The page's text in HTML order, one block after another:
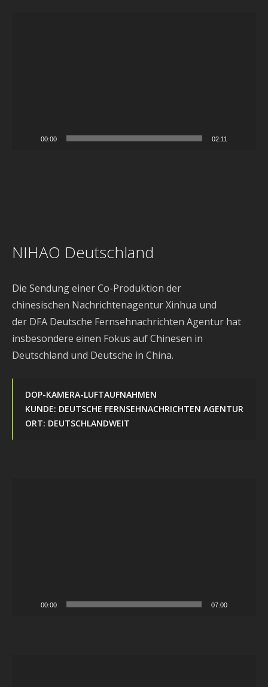
00:00 02:11
NIHAO Deutschland
Die Sendung einer Co-Produktion der
chinesischen Nachrichtenagentur Xinhua und
der DFA Deutsche Fernsehnachrichten Agentur hat
insbesondere einen Fokus auf Chinesen in
Deutschland und Deutsche in China.
DOP-KAMERA-LUFTAUFNAHMEN
KUNDE: DEUTSCHE FERNSEHNACHRICHTEN AGENTUR
ORT: DEUTSCHLANDWEIT
00:00 07:00